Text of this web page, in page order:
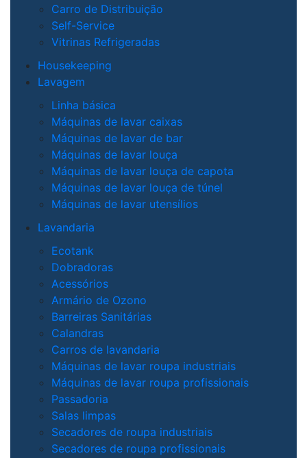
Carro de Distribuição
Self-Service
Vitrinas Refrigeradas
Housekeeping
Lavagem
Linha básica
Máquinas de lavar caixas
Máquinas de lavar de bar
Máquinas de lavar louça
Máquinas de lavar louça de capota
Máquinas de lavar louça de túnel
Máquinas de lavar utensílios
Lavandaria
Ecotank
Dobradoras
Acessórios
Armário de Ozono
Barreiras Sanitárias
Calandras
Carros de lavandaria
Máquinas de lavar roupa industriais
Máquinas de lavar roupa profissionais
Passadoria
Salas limpas
Secadores de roupa industriais
Secadores de roupa profissionais